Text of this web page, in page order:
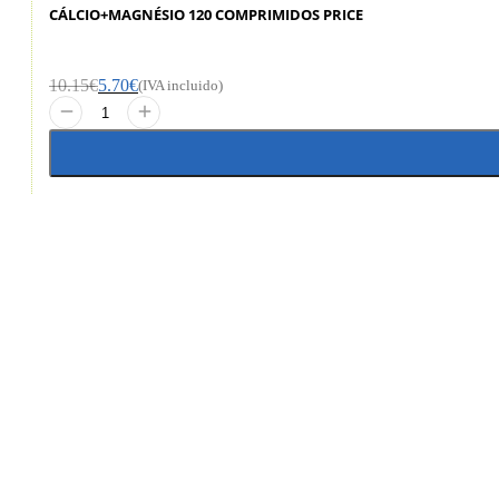
CÁLCIO+MAGNÉSIO 120 COMPRIMIDOS PRICE
10.15€5.70€(IVA incluido)